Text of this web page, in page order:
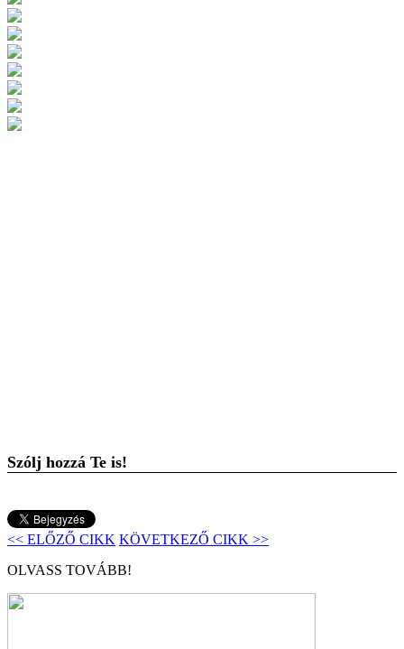
Szólj hozzá Te is!
<< ELŐZŐ CIKK KÖVETKEZŐ CIKK >>
OLVASS TOVÁBB!